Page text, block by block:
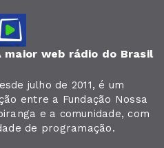
maior web rádio do Brasil
julho de 2011, é um
entre a Fundação Nossa
e a comunidade, com
de programação.